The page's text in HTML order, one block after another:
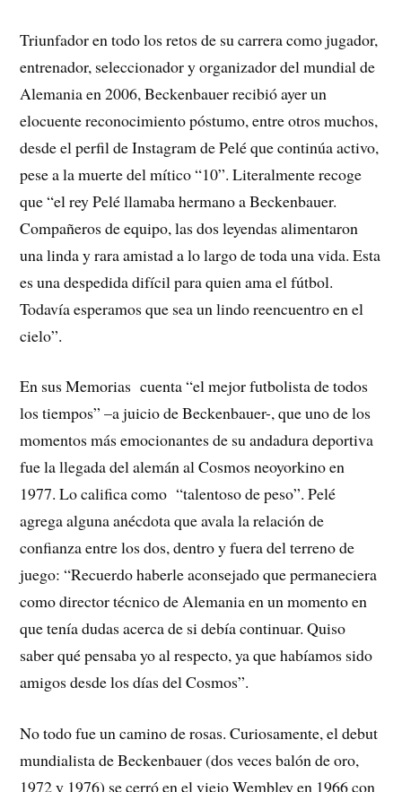
Triunfador en todo los retos de su carrera como jugador,
entrenador, seleccionador y organizador del mundial de
Alemania en 2006, Beckenbauer recibió ayer un
elocuente reconocimiento póstumo, entre otros muchos,
desde el perfil de Instagram de Pelé que continúa activo,
pese a la muerte del mítico “10”. Literalmente recoge
que “el rey Pelé llamaba hermano a Beckenbauer.
Compañeros de equipo, las dos leyendas alimentaron
una linda y rara amistad a lo largo de toda una vida. Esta
es una despedida difícil para quien ama el fútbol.
Todavía esperamos que sea un lindo reencuentro en el
cielo”.
En sus Memorias cuenta “el mejor futbolista de todos
los tiempos” –a juicio de Beckenbauer-, que uno de los
momentos más emocionantes de su andadura deportiva
fue la llegada del alemán al Cosmos neoyorkino en
1977. Lo califica como “talentoso de peso”. Pelé
agrega alguna anécdota que avala la relación de
confianza entre los dos, dentro y fuera del terreno de
juego: “Recuerdo haberle aconsejado que permaneciera
como director técnico de Alemania en un momento en
que tenía dudas acerca de si debía continuar. Quiso
saber qué pensaba yo al respecto, ya que habíamos sido
amigos desde los días del Cosmos”.
No todo fue un camino de rosas. Curiosamente, el debut
mundialista de Beckenbauer (dos veces balón de oro,
1972 y 1976) se cerró en el viejo Wembley en 1966 con